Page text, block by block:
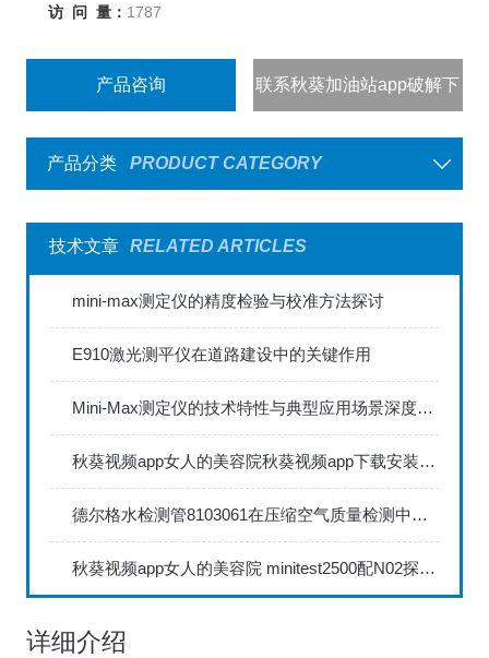
访 问 量： 1787
产品咨询 联系秋葵加油站app破解下
载
产品分类
PRODUCT CATEGORY
技术文章 RELATED ARTICLES
mini-max测定仪的精度检验与校准方法探讨
E910激光测平仪在道路建设中的关键作用
Mini-Max测定仪的技术特性与典型应用场景深度解读
秋葵视频app女人的美容院秋葵视频app下载安装735FN1.5正确的校准步骤
德尔格水检测管8103061在压缩空气质量检测中的应用
秋葵视频app女人的美容院 minitest2500配N02探头如何两点校准？
详细介绍